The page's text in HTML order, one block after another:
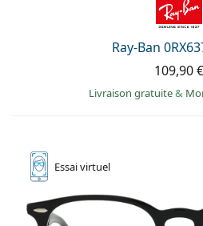
Ray-Ban
109,90 €
Livraison gratuite&
Essaivirtuel